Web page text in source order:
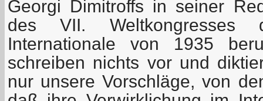
Georgi Dimitroffs in seiner
des VII. Weltkongresses
Internationale von 1935
schreiben nichts vor und
nur unsere Vorschläge, von